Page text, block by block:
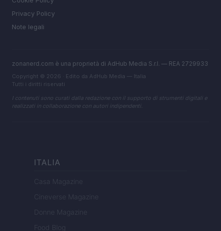
Privacy Policy
Note legali
zonanerd.com è una proprietà di AdHub Media S.r.l. — REA 2729933
Copyright © 2026 · Edito da AdHub Media — Italia
Tutti i diritti riservati
I contenuti sono curati dalla redazione con il supporto di strumenti digitali e
realizzati in collaborazione con autori indipendenti.
ITALIA
Casa Magazine
Cineverse Magazine
Donne Magazine
Food Blog